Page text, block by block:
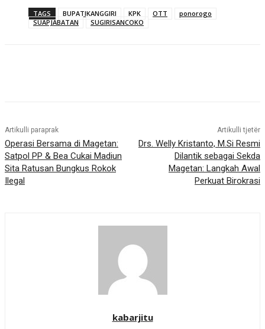
TAGS BUPATIKANGGIRI KPK OTT
ponorogo
SUAPJABATAN
SUGIRISANCOKO
Artikulli paraprak
Operasi Bersama di Magetan:
Satpol PP & Bea Cukai Madiun
Sita Ratusan Bungkus Rokok
Ilegal
Artikulli tjetër
Drs. Welly Kristanto, M.Si Resmi
Dilantik sebagai Sekda
Magetan: Langkah Awal
Perkuat Birokrasi
kabarjitu